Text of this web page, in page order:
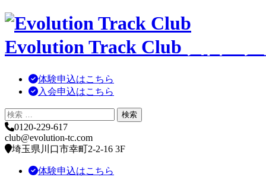
コ
テ
ン
Evolution Track Club
体験申込はこちら
入会申込はこちら
0120-229-617
club@evolution-tc.com
埼玉県川口市幸町2-2-16 3F
体験申込はこちら